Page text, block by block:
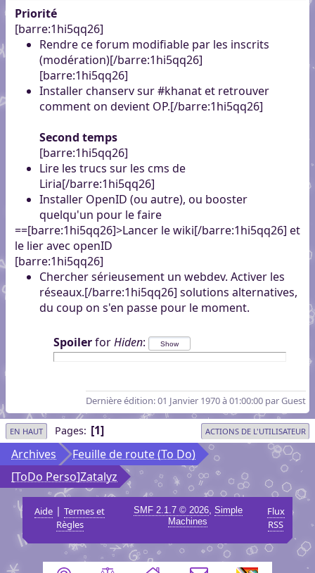
Priorité
[barre:1hi5qq26]
Rendre ce forum modifiable par les inscrits
(modération)[/barre:1hi5qq26]
[barre:1hi5qq26]
Installer chanserv sur #khanat et retrouver
comment on devient OP.[/barre:1hi5qq26]
Second temps
[barre:1hi5qq26]
Lire les trucs sur les cms de
Liria[/barre:1hi5qq26]
Installer OpenID (ou autre), ou booster
quelqu'un pour le faire
==[barre:1hi5qq26]>Lancer le wiki[/barre:1hi5qq26] et
le lier avec openID
[barre:1hi5qq26]
Chercher sérieusement un webdev. Activer les
réseaux.[/barre:1hi5qq26] solutions alternatives,
du coup on s'en passe pour le moment.
SpoilerforHiden:
Dernière édition: 01 Janvier 1970 à 01:00:00 par Guest
EN HAUT Pages 1 ACTIONS DE L'UTILISATEUR
Archives
Feuille de route (To Do)
[ToDo Perso]Zatalyz
Aide |Termes et
Règles
SMF 2.1.7 © 2026, Simple
Machines
Flux
RSS